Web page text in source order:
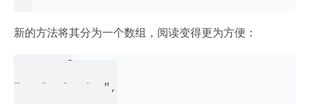
新的方法将其分为一个数组，阅读变得更为方便：
"style-loader",